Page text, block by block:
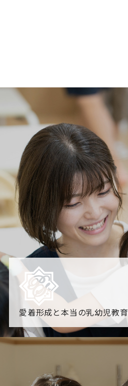
愛着形成と本当の乳幼児教
園からのお知らせ
「すくすく子育て」でリトルス